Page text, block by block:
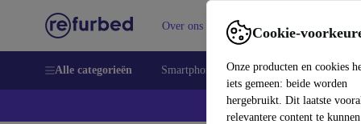
Cookie-
Onze producten en cookies
iets gemeen: beide worden
hergebruikt. Dit laatste
relevantere content te
Over ons Verkopen Support
Alle categorieën Smartphones Laptops Tablets